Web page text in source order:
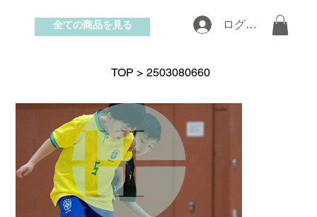
お問い合わせ
ログイン
全ての商品を見る
TOP > 2503080660